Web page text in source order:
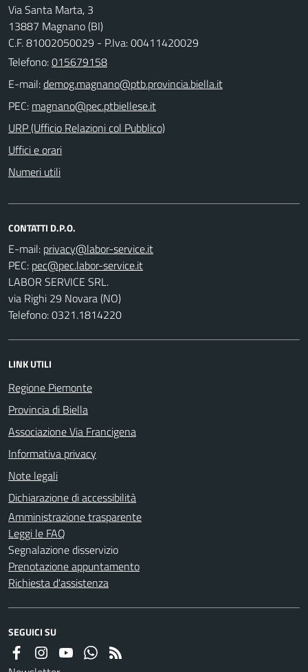
Via Santa Marta, 3
13887 Magnano (BI)
C.F. 81002050029 - P.Iva: 00411420029
Telefono:015679158
E-mail:
PEC:
URP (Ufficio Relazioni col Pubblico)
Uffici e orari
Numeri utili
CONTATTI D.P.O.
E-mail:
PEC:
LABOR SERVICE SRL.
via Righi 29 Novara (NO)
Telefono: 0321.1814220
LINK UTILI
Regione Piemonte
Provincia di Biella
Associazione Via Francigena
Informativa privacy
Note legali
Dichiarazione di accessibilità
Amministrazione trasparente
Leggi le FAQ
Segnalazione disservizio
Prenotazione appuntamento
Richiesta d'assistenza
SEGUICI SU